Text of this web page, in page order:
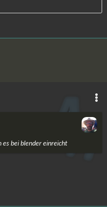
es bei blender einreicht